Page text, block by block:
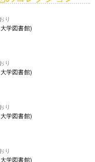
り
学図書館)
り
学図書館)
り
学図書館)
り
学図書館)